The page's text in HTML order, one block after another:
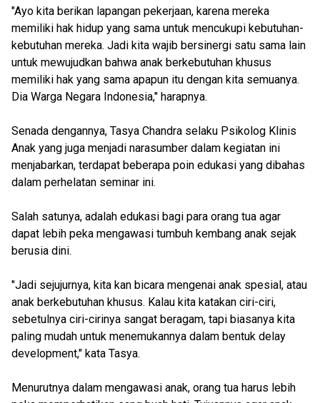
"Ayo kita berikan lapangan pekerjaan, karena mereka
memiliki hak hidup yang sama untuk mencukupi kebutuhan-
kebutuhan mereka. Jadi kita wajib bersinergi satu sama lain
untuk mewujudkan bahwa anak berkebutuhan khusus
memiliki hak yang sama apapun itu dengan kita semuanya.
Dia Warga Negara Indonesia," harapnya.
Senada dengannya, Tasya Chandra selaku Psikolog Klinis
Anak yang juga menjadi narasumber dalam kegiatan ini
menjabarkan, terdapat beberapa poin edukasi yang dibahas
dalam perhelatan seminar ini.
Salah satunya, adalah edukasi bagi para orang tua agar
dapat lebih peka mengawasi tumbuh kembang anak sejak
berusia dini.
"Jadi sejujurnya, kita kan bicara mengenai anak spesial, atau
anak berkebutuhan khusus. Kalau kita katakan ciri-ciri,
sebetulnya ciri-cirinya sangat beragam, tapi biasanya kita
paling mudah untuk menemukannya dalam bentuk delay
development," kata Tasya.
Menurutnya dalam mengawasi anak, orang tua harus lebih